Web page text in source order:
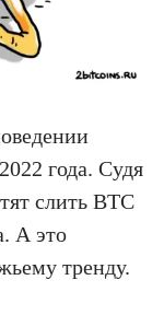
года. Судя
слить BTC
А это
тренду.